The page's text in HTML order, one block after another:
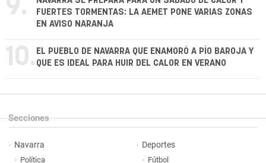
9.
FUERTES TORMENTAS: LA AEMET PONE VARIAS ZONAS
EN AVISO NARANJA
10. EL PUEBLO DE NAVARRA QUE ENAMORÓ A PÍO BAROJA Y
QUE ES IDEAL PARA HUIR DEL CALOR EN VERANO
Secciones
Navarra
Política
Deportes
Fútbol